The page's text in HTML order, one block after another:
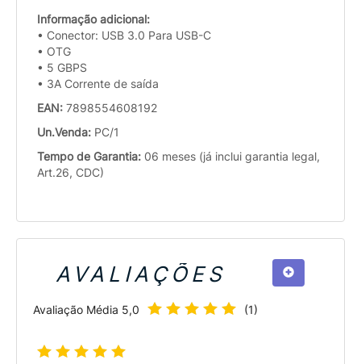
Informação adicional:
• Conector: USB 3.0 Para USB-C
• OTG
• 5 GBPS
• 3A Corrente de saída
EAN: 7898554608192
Un.Venda: PC/1
Tempo de Garantia: 06 meses (já inclui garantia legal,
Art.26, CDC)
AVALIAÇÕES
Avaliação Média 5,0 (1)